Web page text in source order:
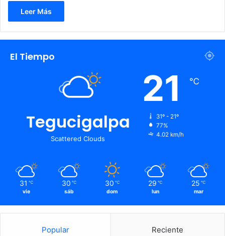
Leer Más
El Tiempo
Tegucigalpa
Scattered Clouds
21 ℃
31º - 21º
77%
4.02 km/h
31 ℃
vie
30 ℃
sáb
30 ℃
dom
29 ℃
lun
25 ℃
mar
Popular Reciente